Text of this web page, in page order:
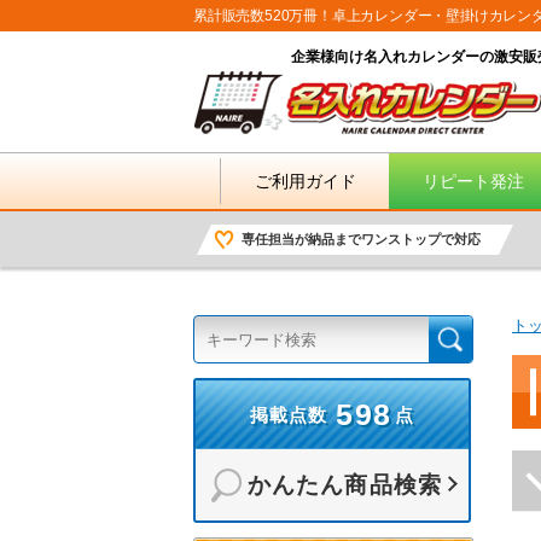
累計販売数520万冊！卓上カレンダー・壁掛けカレン
企業様向け名入れカレンダーの激安販
ご利用ガイド リピート発注
専任担当が納品までワンストップで対応
ト
掲載点数 598点
かんたん商品検索